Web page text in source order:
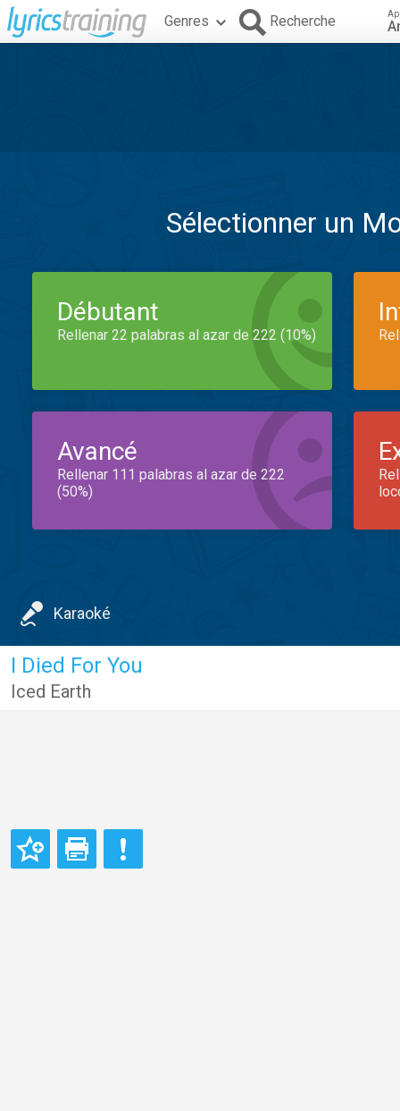
Genres Recherche
Sélectionner un
Débutant
Rellenar 22 palabras al azar de 222 (10%)
Avancé
Rellenar 111 palabras al azar de 222
(50%)
Karaoké
I Died For You
Iced Earth